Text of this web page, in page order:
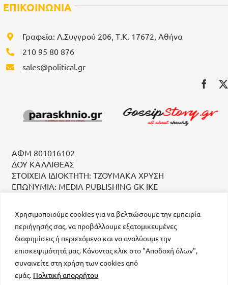
Χρησιμοποιούμε cookies για να βελτιώσουμε την εμπειρία
περιήγησής σας, να προβάλλουμε εξατομικευμένες
διαφημίσεις ή περιεχόμενο και να αναλύουμε την
επισκεψιμότητά μας. Κάνοντας κλικ στο "Αποδοχή όλων",
συναινείτε στη χρήση των cookies από
εμάς. Πολιτική απορρήτου
ΕΠΙΚΟΙΝΩΝΙΑ
Γραφεία: Λ.Συγγρού 206, Τ.Κ. 17672, Αθήνα
210 95 80 876
sales@political.gr
ΑΦΜ 801016102
ΔΟΥ ΚΑΛΛΙΘΕΑΣ
ΣΤΟΙΧΕΙΑ ΙΔΙΟΚΤΗΤΗ: ΤΖΟΥΜΑΚΑ ΧΡΥΣΗ
ΕΠΩΝΥΜΙΑ: MEDIA PUBLISHING GK IKE
μοναδικός αριθμός Μ.Η.Τ. 232223